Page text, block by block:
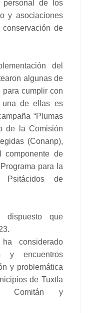
personal de los
y asociaciones
de
del
algunas de
para cumplir con
una de ellas es
“Plumas
de la Comisión
(Conanp),
componente de
para la
Psitácidos de
que
considerado
y encuentros
y problemática
de Tuxtla
Comitán y